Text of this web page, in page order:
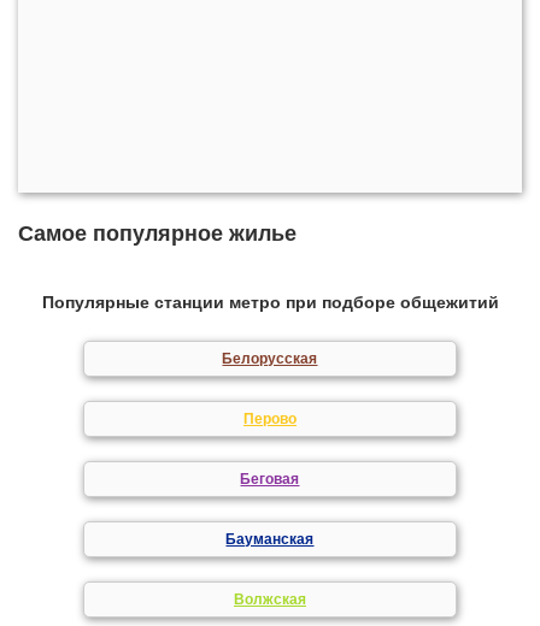
Самое популярное жилье
Популярные станции метро при подборе общежитий
Белорусская
Перово
Беговая
Бауманская
Волжская